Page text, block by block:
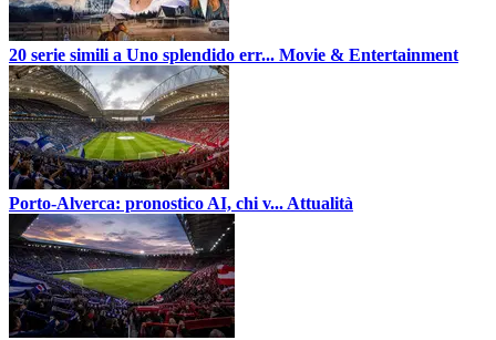
20 serie simili a Uno splendido err... Movie & Entertainment
Porto-Alverca: pronostico AI, chi v... Attualità